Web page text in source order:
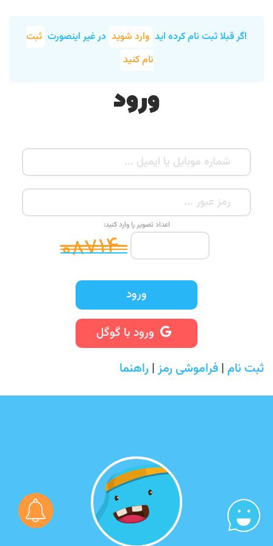
اگر قبلا ثبت نام کرده اید وارد شوید در غیر اینصورت ثبت
نام کنید
ورود
اعداد تصویر را وارد کنید:
ورود با گوگل
ورود
ثبت نام|فراموشی رمز|راهنما